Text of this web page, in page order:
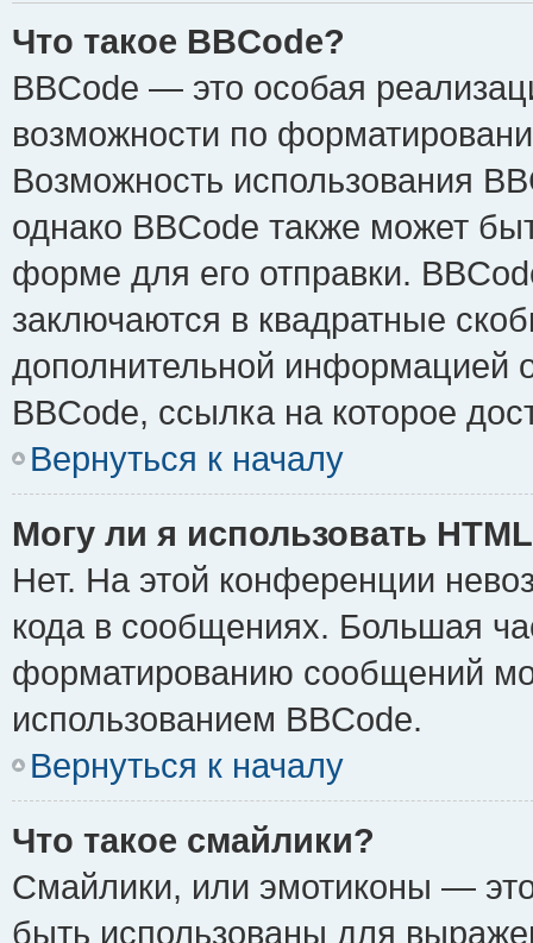
Что такое BBCode?
BBCode — это особая
возможности по
Возможность использования
однако BBCode также может
форме для его отправки.
заключаются в квадратные
дополнительной информацией
BBCode, ссылка на которое
Вернуться к началу
Могу ли я использовать
Нет. На этой конференции
кода в сообщениях. Большая
форматированию сообщений
использованием BBCode.
Вернуться к началу
Что такое смайлики?
Смайлики, или эмотиконы —
быть использованы для